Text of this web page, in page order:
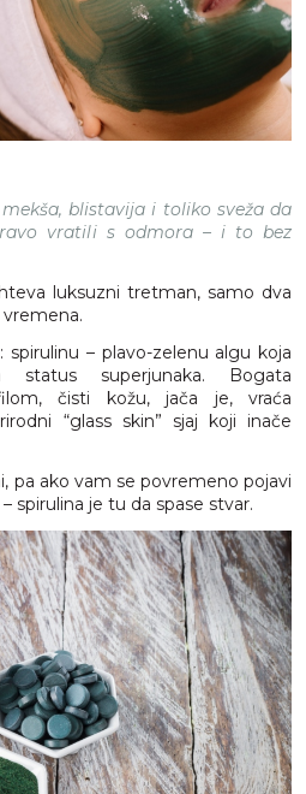
blistavija i toliko sveža da
vratili s odmora – i to bez
luksuzni tretman, samo dva
– plavo-zelenu algu koja
superjunaka. Bogata
čisti kožu, jača je, vraća
“glass skin” sjaj koji inače
pa ako vam se povremeno pojavi
spirulina je tu da spase stvar.